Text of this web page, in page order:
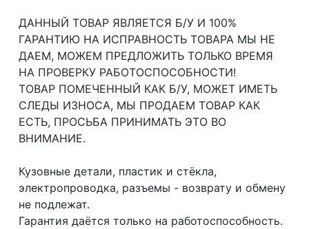
ДАННЫЙ ТОВАР ЯВЛЯЕТСЯ Б/У И 100%
ГАРАНТИЮ НА ИСПРАВНОСТЬ ТОВАРА МЫ НЕ
ДАЕМ, МОЖЕМ ПРЕДЛОЖИТЬ ТОЛЬКО ВРЕМЯ
НА ПРОВЕРКУ РАБОТОСПОСОБНОСТИ!
ТОВАР ПОМЕЧЕННЫЙ КАК Б/У, МОЖЕТ ИМЕТЬ
СЛЕДЫ ИЗНОСА, МЫ ПРОДАЕМ ТОВАР КАК
ЕСТЬ, ПРОСЬБА ПРИНИМАТЬ ЭТО ВО
ВНИМАНИЕ.
Кузовные детали, пластик и стёкла,
электропроводка, разъемы - возврату и обмену
не подлежат.
Гарантия даётся только на работоспособность.